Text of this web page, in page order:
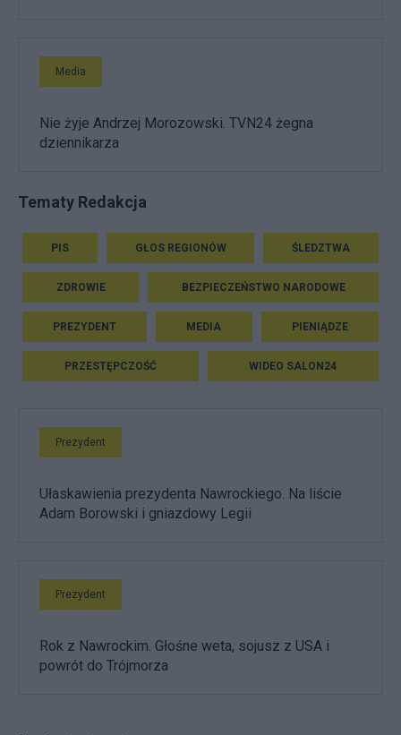
Media
Nie żyje Andrzej Morozowski. TVN24 żegna
dziennikarza
Tematy Redakcja
PIS GŁOS REGIONÓW ŚLEDZTWA
ZDROWIE BEZPIECZEŃSTWO NARODOWE
PREZYDENT MEDIA PIENIĄDZE
PRZESTĘPCZOŚĆ WIDEO SALON24
Prezydent
Ułaskawienia prezydenta Nawrockiego. Na liście
Adam Borowski i gniazdowy Legii
Prezydent
Rok z Nawrockim. Głośne weta, sojusz z USA i
powrót do Trójmorza